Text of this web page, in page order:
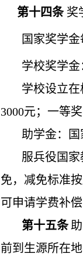
第十四条 奖
国家奖学
学校奖学金
学校设立在
3000元；一等
助学金：
服兵役国
免，减免标准
可申请学费补
第十五条
前到生源所在